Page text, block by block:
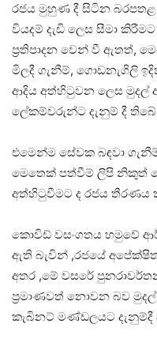
රජය මුහුණ දී සිටින බරපතළ
වියදම් දැඩි ලෙස සීමා
ප්‍රතිපාදන වෙන් වී ඇතත්,
මිලදී ගැනීම්, ගොඩනැගිලි
ආදිය අත්හිටුවන ලෙස මුදල්
ලේකම්වරුන්ට දැනුම් දී තිබේ
එමෙන්ම සේවක බඳවා
මෙතෙක් පත්වීම් ලිපි නිකුත්
අත්හිටුවීමට ද රජය තීරණය
කොවිඩ් වසංගතය හමුවේ
ඇති බැවින් ,රජයේ
අතර ,මේ වසරේ
ප්‍රමාණවත් නොවන බව
කැබිනට් මණ්ඩලයට දැනුම්දී